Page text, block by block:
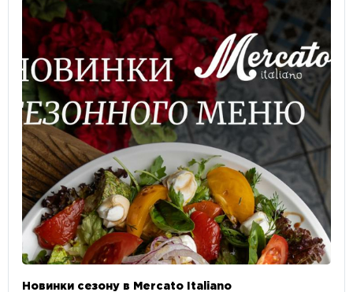
Новинки сезону в Mercato Italiano